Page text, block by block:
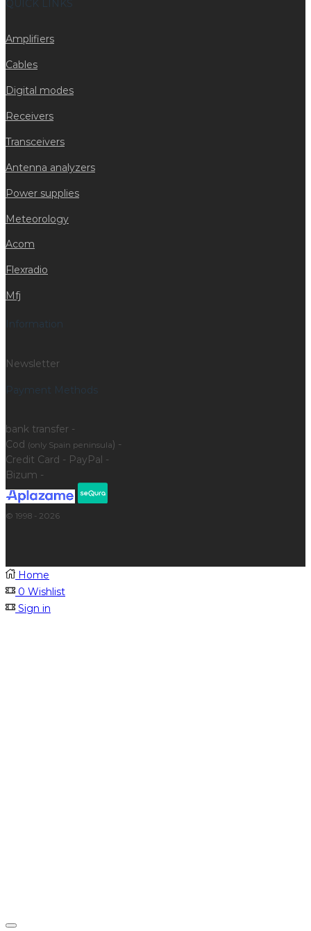
QUICK LINKS
Amplifiers
Cables
Digital modes
Receivers
Transceivers
Antenna analyzers
Power supplies
Meteorology
Acom
Flexradio
Mfj
Information
Newsletter
Payment Methods
bank transfer -
Cod (only Spain peninsula) -
Credit Card - PayPal -
Bizum -
© 1998 - 2026
Home
0 Wishlist
Sign in